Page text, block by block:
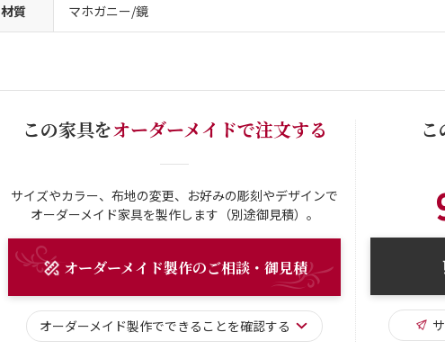
材質 マホガニー/鏡
この家具をオーダーメイドで注文する
サイズやカラー、布地の変更、お好みの彫刻やデザインで
オーダーメイド家具を製作します（別途御見積）。
オーダーメイド製作のご相談・御見積
オーダーメイド製作でできることを確認する